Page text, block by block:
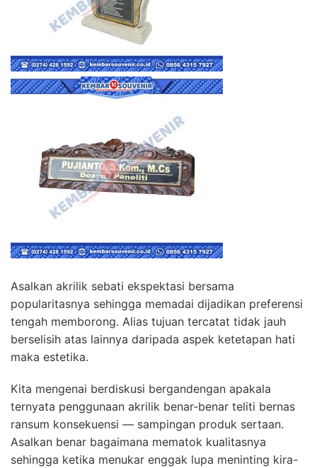
Asalkan akrilik sebati ekspektasi bersama
popularitasnya sehingga memadai dijadikan preferensi
tengah memborong. Alias tujuan tercatat tidak jauh
berselisih atas lainnya daripada aspek ketetapan hati
maka estetika.
Kita mengenai berdiskusi bergandengan apakala
ternyata penggunaan akrilik benar-benar teliti bernas
ransum konsekuensi — sampingan produk sertaan.
Asalkan benar bagaimana mematok kualitasnya
sehingga ketika menukar enggak lupa meninting kira-